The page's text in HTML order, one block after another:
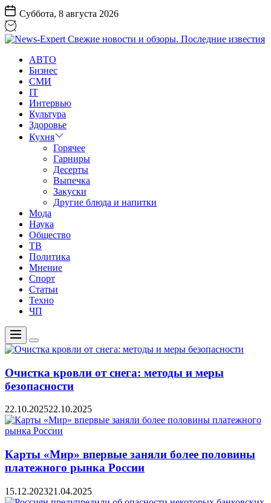
Перейти
к
содержанию
Суббота, 8 августа 2026
Expert
Свежие
новости
обзоры.
Последние
известия
АВТО
Бизнес
СМИ
IT
Интервью
Культура
Здоровье
Кухня
Горячее
Гарниры
Десерты
Выпечка
Закуски
Другие блюда и напитки
Мода
Наука
Общество
ТВ
Политика
Мнение
Спорт
Статьи
Техно
ЧП
Меню
Цвет
переключателя
Очистка кровли от снега: методы и меры
безопасности
22.10.202522.10.2025
Карты «Мир» впервые заняли более половины
платежного рынка России
15.12.202321.04.2025